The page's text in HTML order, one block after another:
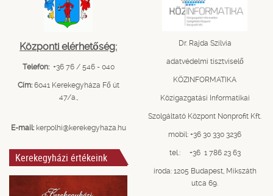
Központi elérhetőség:
Telefon: +36 76 / 546 - 040
Cím: 6041 Kerekegyháza Fő út
47/a.,
E-mail: kerpolhi@kerekegyhaza.hu
Kerekegyházi értékeink
Dr. Rajda Szilvia
adatvédelmi tisztviselő
KÖZINFORMATIKA
Közigazgatási Informatikai
Szolgáltató Központ Nonprofit Kft.
mobil: +36 30 330 3236
tel.: +36 1 786 23 63
iroda: 1205 Budapest, Mikszáth
utca 69.